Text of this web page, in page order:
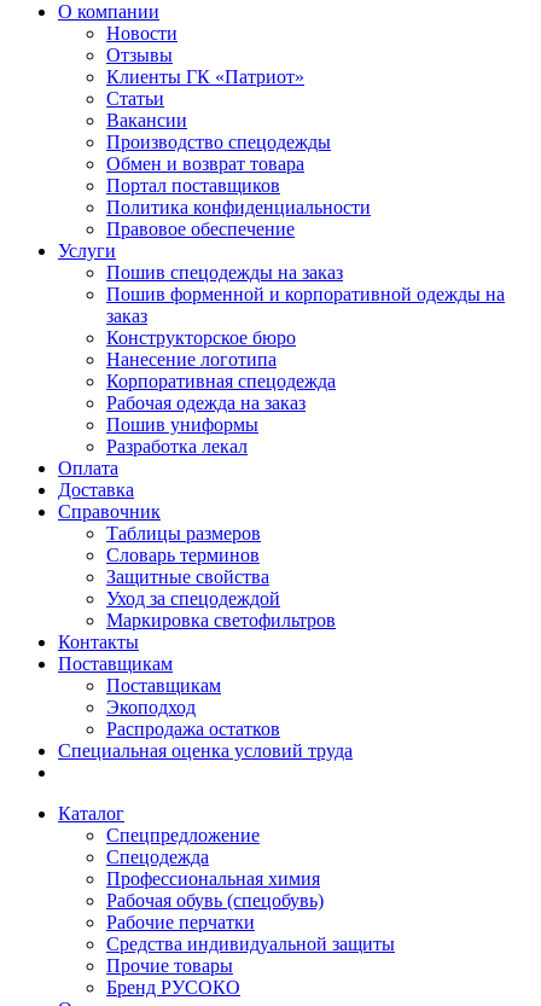
О компании
Новости
Отзывы
Клиенты ГК «Патриот»
Статьи
Вакансии
Производство спецодежды
Обмен и возврат товара
Портал поставщиков
Политика конфиденциальности
Правовое обеспечение
Услуги
Пошив спецодежды на заказ
Пошив форменной и корпоративной одежды на
заказ
Конструкторское бюро
Нанесение логотипа
Корпоративная спецодежда
Рабочая одежда на заказ
Пошив униформы
Разработка лекал
Оплата
Доставка
Справочник
Таблицы размеров
Словарь терминов
Защитные свойства
Уход за спецодеждой
Маркировка светофильтров
Контакты
Поставщикам
Поставщикам
Экоподход
Распродажа остатков
Специальная оценка условий труда
Каталог
Спецпредложение
Спецодежда
Профессиональная химия
Рабочая обувь (спецобувь)
Рабочие перчатки
Средства индивидуальной защиты
Прочие товары
Бренд РУСОКО